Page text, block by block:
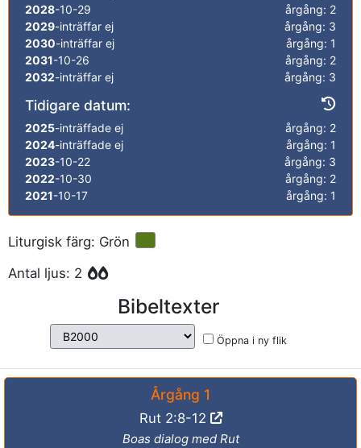
2028-10-29
årgång: 2
2029-inträffar ej
årgång: 3
2030-inträffar ej
årgång: 1
2031-10-26
årgång: 2
2032-inträffar ej årgång: 3
Tidigare datum:
2025-inträffade ej
årgång: 2
2024-inträffade ej
årgång: 1
2023-10-22
årgång: 3
2022-10-30
årgång: 2
2021-10-17 årgång: 1
Liturgisk färg: Grön
Antal ljus: 2
Bibeltexter
Öppna i ny flik
Årgång 1
Rut 2:8-12
Boas dialog med Rut